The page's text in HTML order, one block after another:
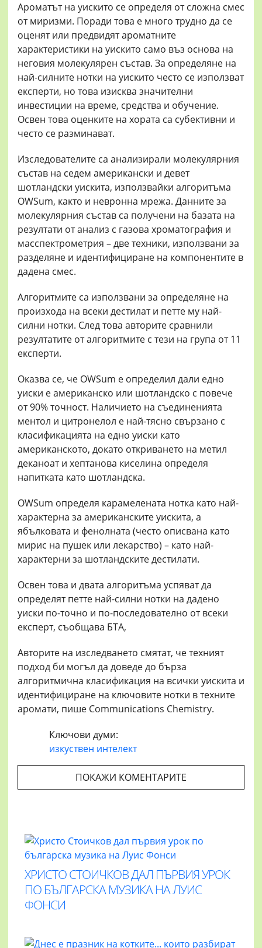
Ароматът на уискито се определя от сложна смес
от миризми. Поради това е много трудно да се
оценят или предвидят ароматните
характеристики на уискито само въз основа на
неговия молекулярен състав. За определяне на
най-силните нотки на уискито често се използват
експерти, но това изисква значителни
инвестиции на време, средства и обучение.
Освен това оценките на хората са субективни и
често се разминават.
Изследователите са анализирали молекулярния
състав на седем американски и девет
шотландски уискита, използвайки алгоритъма
OWSum, както и невронна мрежа. Данните за
молекулярния състав са получени на базата на
резултати от анализ с газова хроматография и
масспектрометрия – две техники, използвани за
разделяне и идентифициране на компонентите в
дадена смес.
Алгоритмите са използвани за определяне на
произхода на всеки дестилат и петте му най-
силни нотки. След това авторите сравнили
резултатите от алгоритмите с тези на група от 11
експерти.
Оказва се, че OWSum е определил дали едно
уиски е американско или шотландско с повече
от 90% точност. Наличието на съединенията
ментол и цитронелол е най-тясно свързано с
класификацията на едно уиски като
американското, докато откриването на метил
деканоат и хептанова киселина определя
напитката като шотландска.
OWSum определя карамелената нотка като най-
характерна за американските уискита, а
ябълковата и фенолната (често описвана като
мирис на пушек или лекарство) – като най-
характерни за шотландските дестилати.
Освен това и двата алгоритъма успяват да
определят петте най-силни нотки на дадено
уиски по-точно и по-последователно от всеки
експерт, съобщава БТА,
Авторите на изследването смятат, че техният
подход би могъл да доведе до бърза
алгоритмична класификация на всички уискита и
идентифициране на ключовите нотки в техните
аромати, пише Communications Chemistry.
Ключови думи:
изкуствен интелект
ПОКАЖИ КОМЕНТАРИТЕ
ХРИСТО СТОИЧКОВ ДАЛ ПЪРВИЯ УРОК
ПО БЪЛГАРСКА МУЗИКА НА ЛУИС
ФОНСИ